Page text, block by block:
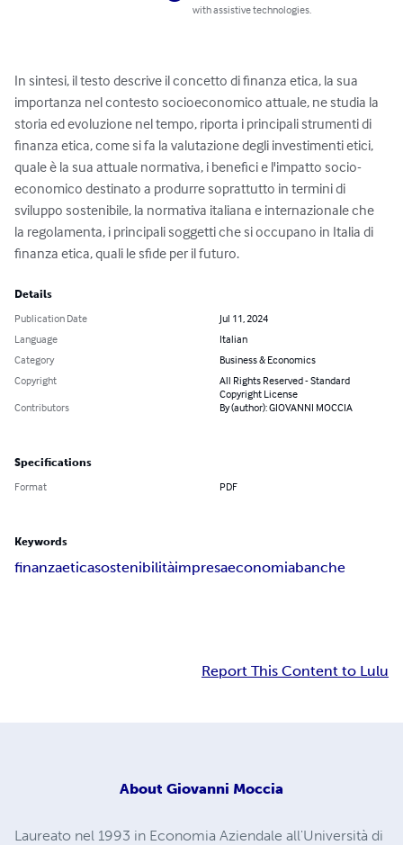
with assistive technologies.
In sintesi, il testo descrive il concetto di finanza etica, la sua
importanza nel contesto socioeconomico attuale, ne studia la
storia ed evoluzione nel tempo, riporta i principali strumenti di
finanza etica, come si fa la valutazione degli investimenti etici,
quale è la sua attuale normativa, i benefici e l'impatto socio-
economico destinato a produrre soprattutto in termini di
sviluppo sostenibile, la normativa italiana e internazionale che
la regolamenta, i principali soggetti che si occupano in Italia di
finanza etica, quali le sfide per il futuro.
Details
Publication Date
Jul 11, 2024
Language
Italian
Category
Business & Economics
Copyright
All Rights Reserved - Standard
Copyright License
Contributors
By (author): GIOVANNI MOCCIA
Specifications
Format PDF
Keywords
finanzaeticasostenibilitàimpresaeconomiabanche
Report This Content to Lulu
About Giovanni Moccia
Laureato nel 1993 in Economia Aziendale all'Università di